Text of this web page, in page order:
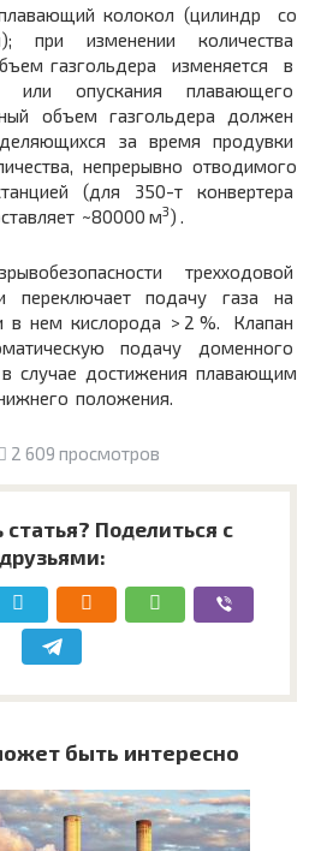
колокол (цилиндр со
при изменении количества
газгольдера изменяется в
или опускания плавающего
объем газгольдера должен
за время продувки
непрерывно отводимого
(для 350-т конвертера
~80000 м3) .
трехходовой
переключает подачу газа на
в нем кислорода > 2 %. Клапан
подачу доменного
случае достижения плавающим
положения.
2 609 просмотров
статья? Поделиться с
друзьями:
быть интересно